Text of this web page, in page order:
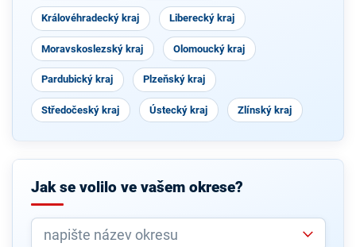
Královéhradecký kraj Liberecký kraj
Moravskoslezský kraj Olomoucký kraj
Pardubický kraj Plzeňský kraj
Středočeský kraj Ústecký kraj Zlínský kraj
Jak se volilo ve vašem okrese?